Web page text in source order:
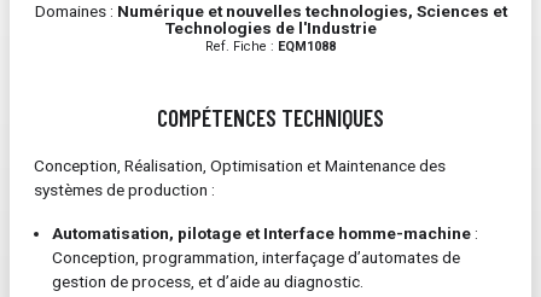
Domaines : Numérique et nouvelles technologies, Sciences et
Technologies de l'Industrie
Ref. Fiche : EQM1088
COMPÉTENCES TECHNIQUES
Conception, Réalisation, Optimisation et Maintenance des
systèmes de production :
Automatisation, pilotage et Interface homme-machine :
Conception, programmation, interfaçage d’automates de
gestion de process, et d’aide au diagnostic.